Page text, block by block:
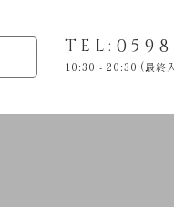
TEL:
10:30 - 20:30 (最終